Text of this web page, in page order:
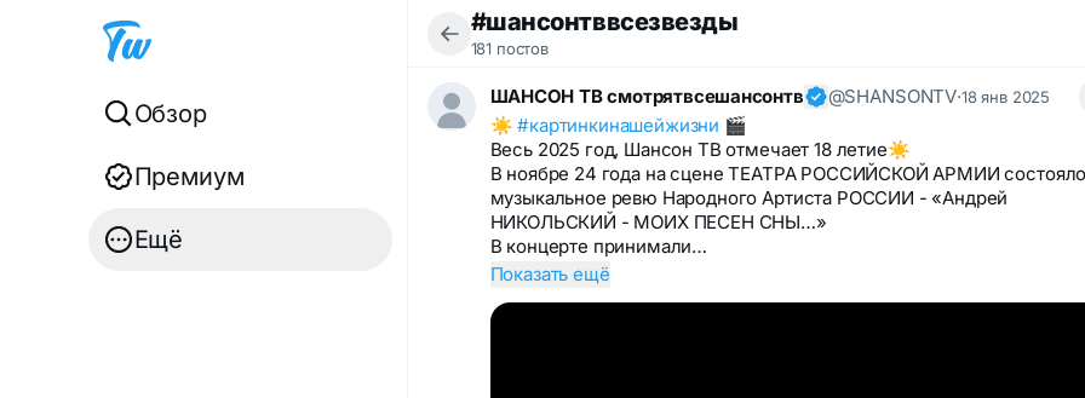
Обзор
Премиум
Ещё
#шансонтввсезвезды
181 постов
ШАНСОН ТВ смотрятвсешансонтв @SHANSONTV·18 янв 2025
☀️#картинкинашейжизни 🎬
Весь 2025 год, Шансон ТВ отмечает 18 летие☀️
В ноябре 24 года на сцене ТЕАТРА РОССИЙСКОЙ АРМИИ
музыкальное ревю Народного Артиста РОССИИ - «Андрей
НИКОЛЬСКИЙ - МОИХ ПЕСЕН СНЫ…»
В концерте принимали…
Показать ещё